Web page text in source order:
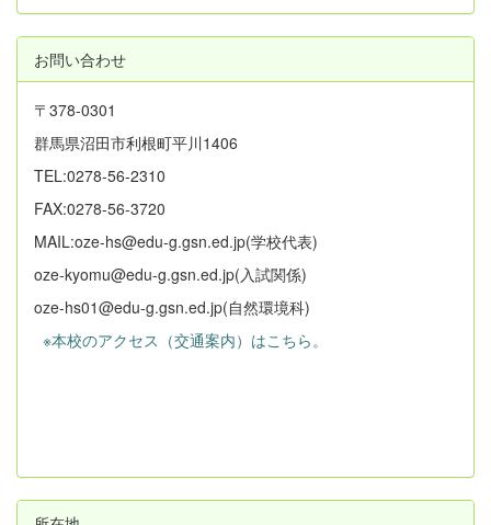
お問い合わせ
〒378-0301
群馬県沼田市利根町平川1406
TEL:0278-56-2310
FAX:0278-56-3720
MAIL:oze-hs@edu-g.gsn.ed.jp(学校代表)
oze-kyomu@edu-g.gsn.ed.jp(入試関係)
oze-hs01@edu-g.gsn.ed.jp(自然環境科)
※本校のアクセス（交通案内）はこちら。